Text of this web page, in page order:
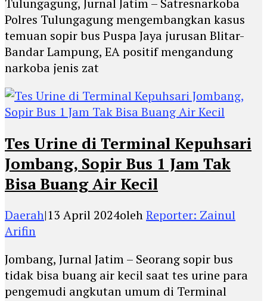
Tulungagung, Jurnal Jatim – Satresnarkoba
Polres Tulungagung mengembangkan kasus
temuan sopir bus Puspa Jaya jurusan Blitar-
Bandar Lampung, EA positif mengandung
narkoba jenis zat
Tes Urine di Terminal Kepuhsari
Jombang, Sopir Bus 1 Jam Tak
Bisa Buang Air Kecil
Daerah|13 April 2024olehReporter: Zainul
Arifin
Jombang, Jurnal Jatim – Seorang sopir bus
tidak bisa buang air kecil saat tes urine para
pengemudi angkutan umum di Terminal